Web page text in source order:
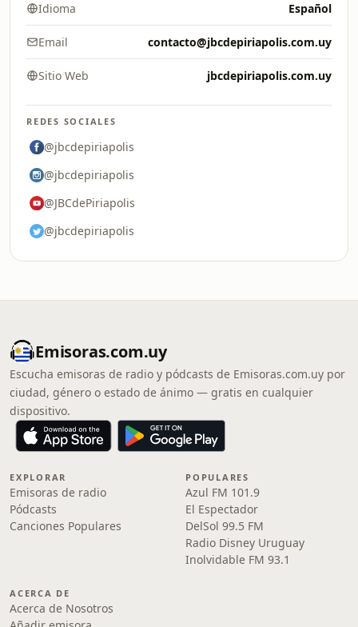
Idioma Español
Email contacto@jbcdepiriapolis.com.uy
Sitio Web jbcdepiriapolis.com.uy
REDES SOCIALES
@jbcdepiriapolis
@jbcdepiriapolis
@JBCdePiriapolis
@jbcdepiriapolis
Emisoras.com.uy
Escucha emisoras de radio y pódcasts de Emisoras.com.uy por
ciudad, género o estado de ánimo — gratis en cualquier
dispositivo.
EXPLORAR
Emisoras de radio
Pódcasts
Canciones Populares
POPULARES
Azul FM 101.9
El Espectador
DelSol 99.5 FM
Radio Disney Uruguay
Inolvidable FM 93.1
ACERCA DE
Acerca de Nosotros